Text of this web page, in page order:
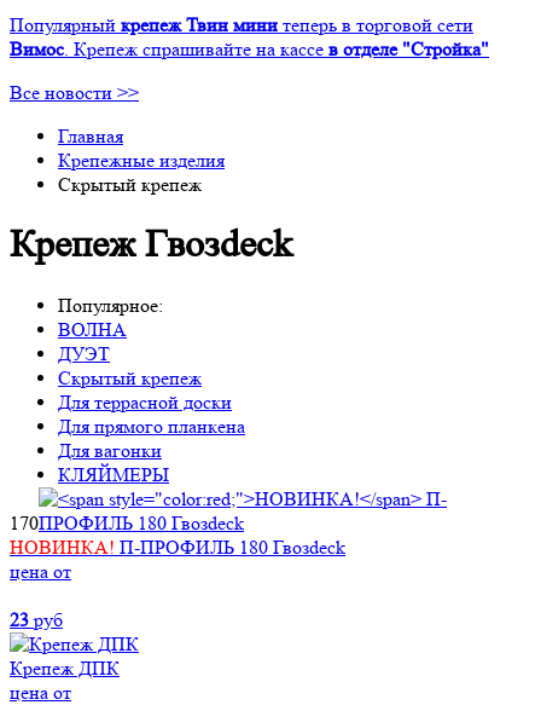
Популярный крепеж Твин мини теперь в торговой сети
Вимос. Крепеж спрашивайте на кассе в отделе "Стройка"
Все новости >>
Главная
Крепежные изделия
Скрытый крепеж
Крепеж Гвозdeck
Популярное:
ВОЛНА
ДУЭТ
Скрытый крепеж
Для террасной доски
Для прямого планкена
Для вагонки
КЛЯЙМЕРЫ
170
НОВИНКА! П-ПРОФИЛЬ 180 Гвозdeck
цена от
23 руб
Крепеж ДПК
цена от